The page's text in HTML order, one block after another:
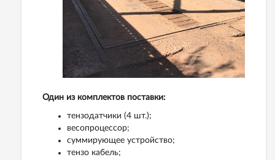
Один из комплектов поставки:
тензодатчики (4 шт.);
весопроцессор;
суммирующее устройство;
тензо кабель;